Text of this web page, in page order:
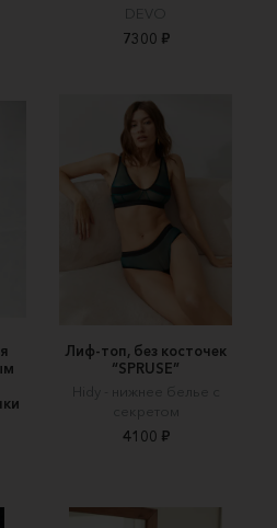
DEVO
7300 ₽
Лиф-топ, без косточек
“SPRUSE”
Hidy - нижнее белье с
секретом
4100 ₽